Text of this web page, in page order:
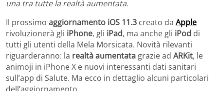
una tra tutte la realtà aumentata.
Il prossimo aggiornamento iOS 11.3 creato da Apple
rivoluzionerà gli iPhone, gli iPad, ma anche gli iPod di
tutti gli utenti della Mela Morsicata. Novità rilevanti
riguarderanno: la realtà aumentata grazie ad ARKit, le
animoji in iPhone X e nuovi interessanti dati sanitari
sull’app di Salute. Ma ecco in dettaglio alcuni particolari